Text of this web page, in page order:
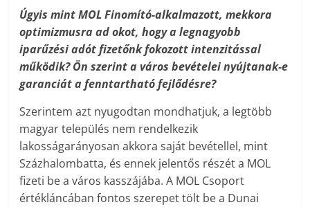
Úgyis mint MOL Finomító-alkalmazott, mekkora
optimizmusra ad okot, hogy a legnagyobb
iparűzési adót fizetőnk fokozott intenzitással
működik? Ön szerint a város bevételei nyújtanak-e
garanciát a fenntartható fejlődésre?
Szerintem azt nyugodtan mondhatjuk, a legtöbb
magyar település nem rendelkezik
lakosságarányosan akkora saját bevétellel, mint
Százhalombatta, és ennek jelentős részét a MOL
fizeti be a város kasszájába. A MOL Csoport
értékláncában fontos szerepet tölt be a Dunai